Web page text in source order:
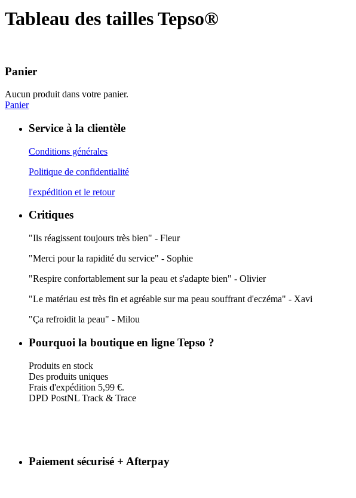
Tableau des tailles Tepso®
Panier
Aucun produit dans votre panier.
Panier
Service à la clientèle
Conditions générales
Politique de confidentialité
l'expédition et le retour
Critiques
"Ils réagissent toujours très bien" - Fleur
"Merci pour la rapidité du service" - Sophie
"Respire confortablement sur la peau et s'adapte bien" - Olivier
"Le matériau est très fin et agréable sur ma peau souffrant d'eczéma" - Xavi
"Ça refroidit la peau" - Milou
Pourquoi la boutique en ligne Tepso ?
Produits en stock
Des produits uniques
Frais d'expédition 5,99 €.
DPD PostNL Track & Trace
Paiement sécurisé + Afterpay